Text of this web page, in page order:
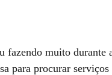
fazendo muito durante
para procurar